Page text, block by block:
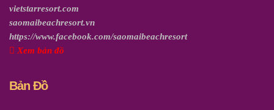
vietstarresort.com
saomaibeachresort.vn
https://www.facebook.com/saomaibeachresort
Xem bản đồ
Bản Đồ